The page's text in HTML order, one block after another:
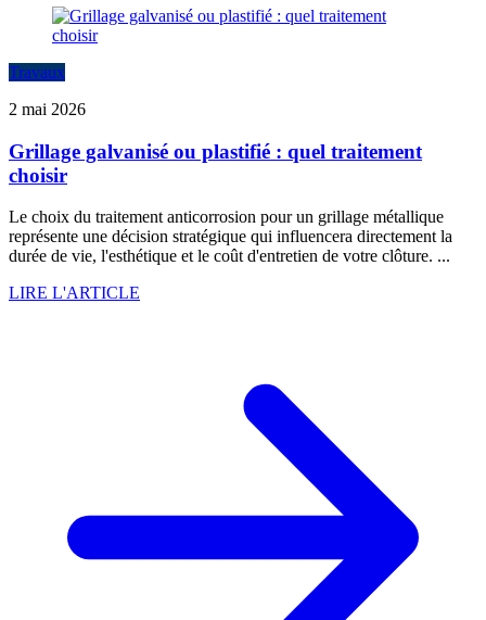
Travaux
2 mai 2026
Grillage galvanisé ou plastifié : quel traitement
choisir
Le choix du traitement anticorrosion pour un grillage métallique
représente une décision stratégique qui influencera directement la
durée de vie, l'esthétique et le coût d'entretien de votre clôture. ...
LIRE L'ARTICLE